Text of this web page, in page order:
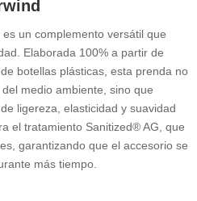
es un complemento versátil que
Elaborada 100% a partir de
botellas plásticas, esta prenda no
medio ambiente, sino que
ligereza, elasticidad y suavidad
el tratamiento Sanitized® AG, que
garantizando que el accesorio se
más tiempo.